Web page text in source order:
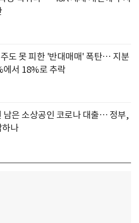
도 못 피한 '반대매매' 폭탄… 지분
에서 18%로 추락
남은 소상공인 코로나 대출… 정부,
하나